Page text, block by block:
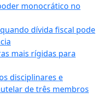
monocrático no
dívida fiscal pode
mais rígidas para
disciplinares e
de três membros